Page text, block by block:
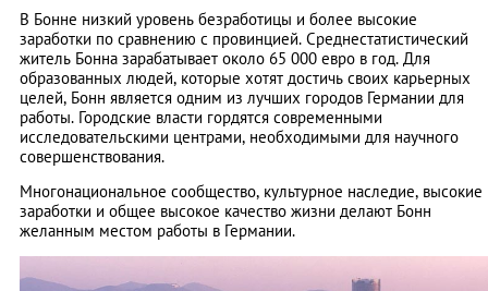
В Бонне низкий уровень безработицы и более высокие
заработки по сравнению с провинцией. Среднестатистический
житель Бонна зарабатывает около 65 000 евро в год. Для
образованных людей, которые хотят достичь своих карьерных
целей, Бонн является одним из лучших городов Германии для
работы. Городские власти гордятся современными
исследовательскими центрами, необходимыми для научного
совершенствования.
Многонациональное сообщество, культурное наследие, высокие
заработки и общее высокое качество жизни делают Бонн
желанным местом работы в Германии.